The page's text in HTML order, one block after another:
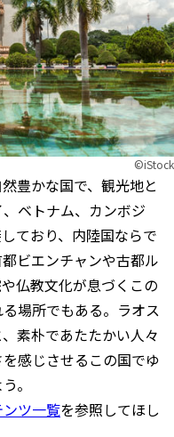
©iStock
豊かな国で、観光地と
ベトナム、カンボジ
ており、内陸国ならで
ビエンチャンや古都ル
仏教文化が息づくこの
場所でもある。ラオス
素朴であたたかい人々
感じさせるこの国でゆ
。
ンツ一覧を参照してほし